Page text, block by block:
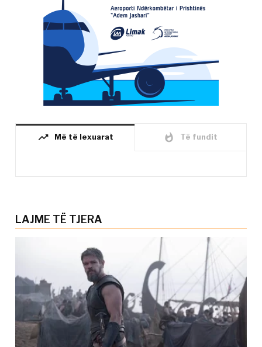
trending_up Më të lexuarat whatshot Të fundit
LAJME TË TJERA